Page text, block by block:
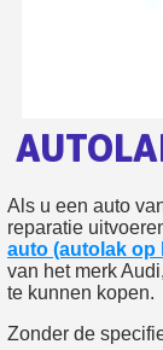
Betaling in
Je
Deel
Als u een auto
reparatie
auto (autolak op
van het merk
te kunnen kopen.
Zonder de